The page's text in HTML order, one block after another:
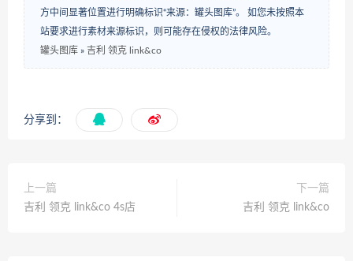
方中间显著位置进行明确标识“来源：罐头图库”。 如您未按照本
站要求进行素材来源标识，则可能存在侵权的法律风险。
罐头图库 » 吉利 领克 link&co
分享到：
上一篇
吉利 领克 link&co 4s店
下一篇
吉利 领克 link&co